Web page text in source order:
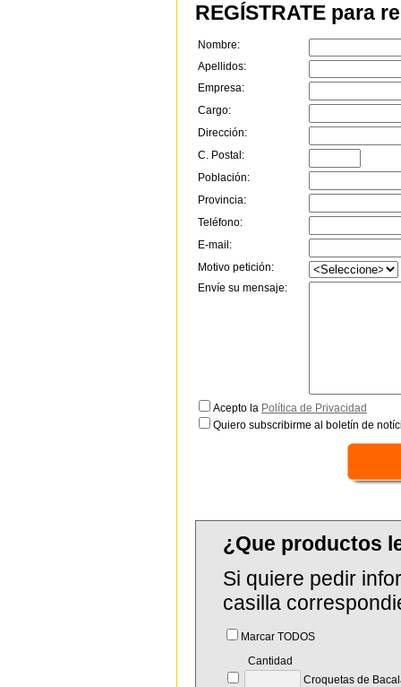
REGÍSTRATE para
Nombre:
Apellidos:
Empresa:
Cargo:
Dirección:
C. Postal:
Población:
Provincia:
Teléfono:
E-mail:
Motivo petición:
Envíe su mensaje:
Acepto la Política de Privacidad
Quiero subscribirme al boletín de
¿Que productos
Si quiere pedir
casilla
Marcar TODOS
Cantidad
Croquetas de